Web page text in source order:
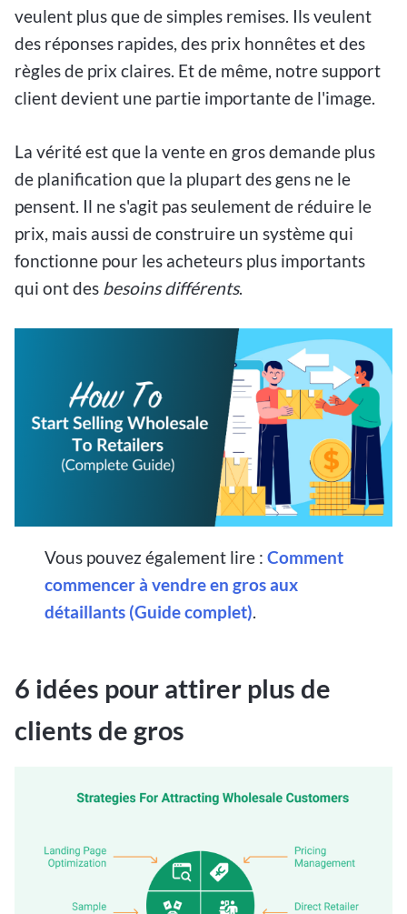
veulent plus que de simples remises. Ils veulent
des réponses rapides, des prix honnêtes et des
règles de prix claires. Et de même, notre support
client devient une partie importante de l'image.
La vérité est que la vente en gros demande plus
de planification que la plupart des gens ne le
pensent. Il ne s'agit pas seulement de réduire le
prix, mais aussi de construire un système qui
fonctionne pour les acheteurs plus importants
qui ont des besoins différents.
Vous pouvez également lire :Comment
commencer à vendre en gros aux
détaillants (Guide complet).
6 idées pour attirer plus de
clients de gros